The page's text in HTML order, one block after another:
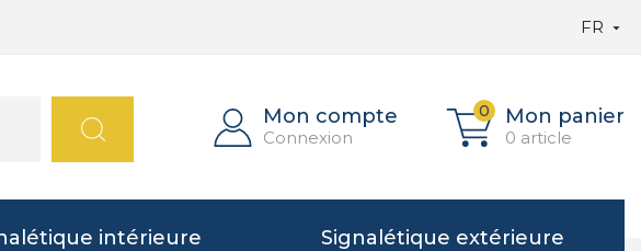
FR 
Mon compte
Connexion
0 Mon panier
0 article
intérieure Signalétique extérieure